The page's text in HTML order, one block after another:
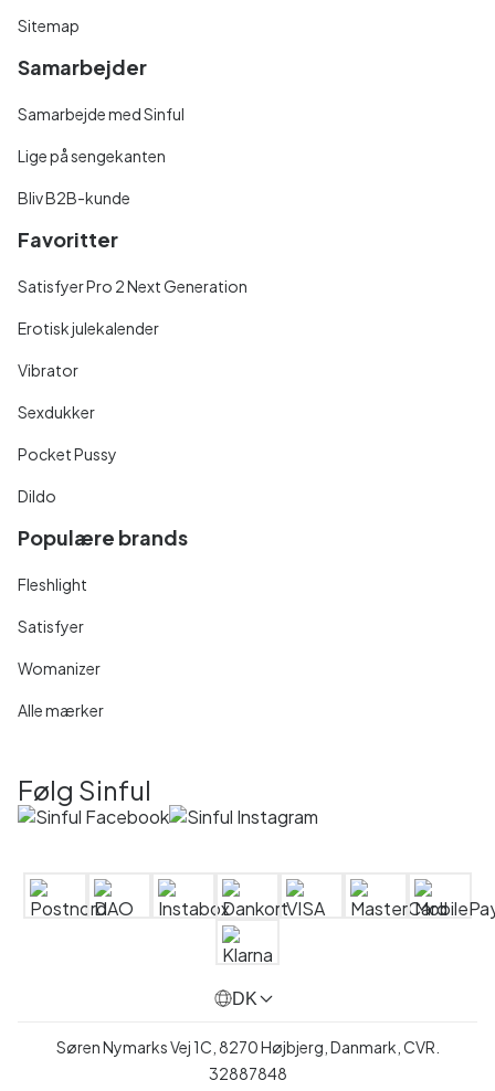
Sitemap
Samarbejder
Samarbejde med Sinful
Lige på sengekanten
Bliv B2B-kunde
Favoritter
Satisfyer Pro 2 Next Generation
Erotisk julekalender
Vibrator
Sexdukker
Pocket Pussy
Dildo
Populære brands
Fleshlight
Satisfyer
Womanizer
Alle mærker
Følg Sinful
DK
Søren Nymarks Vej 1C, 8270 Højbjerg, Danmark, CVR.
32887848